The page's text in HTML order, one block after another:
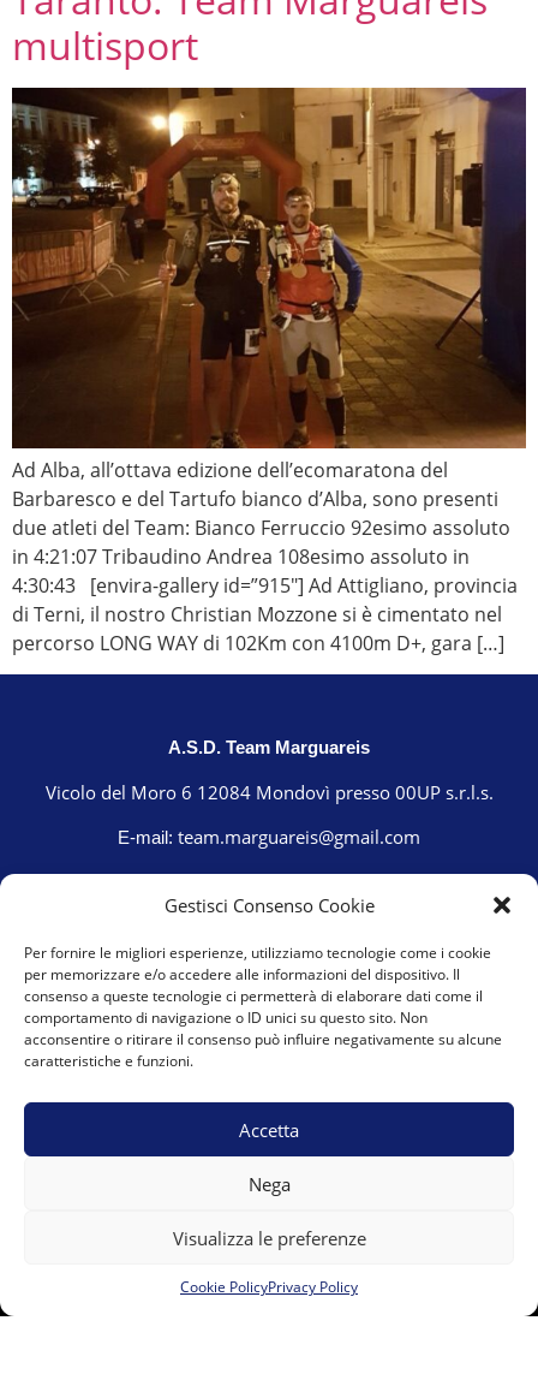
Gestisci Consenso Cookie
Per fornire le migliori esperienze, utilizziamo tecnologie come i cookie
per memorizzare e/o accedere alle informazioni del dispositivo. Il
consenso a queste tecnologie ci permetterà di elaborare dati come il
comportamento di navigazione o ID unici su questo sito. Non
acconsentire o ritirare il consenso può influire negativamente su alcune
caratteristiche e funzioni.
Accetta
Nega
Visualizza le preferenze
Cookie PolicyPrivacy Policy
multisport
Ad Alba, all’ottava edizione dell’ecomaratona del
Barbaresco e del Tartufo bianco d’Alba, sono presenti
due atleti del Team: Bianco Ferruccio 92esimo assoluto
in 4:21:07 Tribaudino Andrea 108esimo assoluto in
4:30:43 [envira-gallery id=”915″] Ad Attigliano, provincia
di Terni, il nostro Christian Mozzone si è cimentato nel
percorso LONG WAY di 102Km con 4100m D+, gara […]
A.S.D. Team Marguareis
Vicolo del Moro 6 12084 Mondovì presso 00UP s.r.l.s.
E-mail: team.marguareis@gmail.com
Cookie Policy (UE)
Privacy Policy
PI 03686890041 © 2022 – A.S.D. Team Marguareis – Powered